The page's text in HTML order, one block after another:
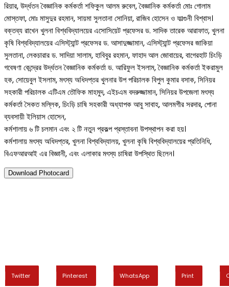
রিয়ার, উর্দ্ধতন বৈজ্ঞানিক কর্মকর্তা শফিকুল আলম রুবেল, বৈজ্ঞানিক কর্মকর্তা মোঃ গোলাম
মোস্তফা, মোঃ মাসুদুর রহমান, সায়মা সুলতানা সোনিয়া, রাজিব হোসেন ও ফাল্গুনী বিশ্বাস।
বক্তব্য রাখেন খুলনা বিশ্ববিদ্যালয়ের এসোসিয়েট প্রফেসর ড. সাদিক তারেক আরাফাত, খুলনা
কৃষি বিশ্ববিদ্যালয়ের এসিস্ট্যান্ট প্রফেসর ড. আসাদুজ্জামান, এসিস্ট্যান্ট প্রফেসর জাকিয়া
সুলতানা, লেকচারার ড. সাদিয়া সালাম, হাবিবুর রহমান, ফাহাদ আল জোবায়ের, বাগেরহাট চিংড়ি
গবেষণা কেন্দ্রের উর্দ্ধতন বৈজ্ঞানিক কর্মকর্তা ড. আরিফুল ইসলাম, বৈজ্ঞানিক কর্মকর্তা ইকরামুল
হক, সোয়েবুল ইসলাম, মৎস্য অধিদপ্তর খুলনার উপ পরিচালক বিপুল কুমার বসাক, সিনিয়র
সহকারী পরিচালক এটিএম তৌফিক মাহমুদ, এইচএম বদরুজ্জামান, সিনিয়র উপজেলা মৎস্য
কর্মকর্তা সৈকত মল্লিক, চিংড়ি চাষি সহকারী অধ্যাপক আবু সাবাহ, আলমগীর সরদার, পোনা
ব্যবসায়ী ইলিয়াস হোসেন,
কর্মশালায় ৬ টি চলমান এবং ২ টি নতুন প্রকল্প প্রস্তাবনা উপস্থাপন করা হয়।
কর্মশালায় মৎস্য অধিদপ্তর, খুলনা বিশ্ববিদ্যালয়, খুলনা কৃষি বিশ্ববিদ্যালয়ের প্রতিনিধি,
বিএফআরআই এর বিজ্ঞানী, এবং এলাকার মৎস্য চাষিরা উপস্থিত ছিলেন।
Download Photocard
Twitter Pinterest WhatsApp Print